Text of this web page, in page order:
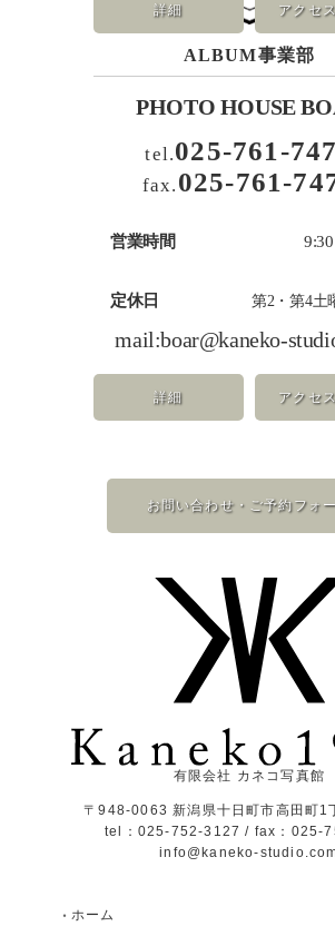
詳細 アクセ
ALBUM事業部
PHOTO HOUSE
tel.025-761-
fax. 025-761-
営業時間
定休日 第2・第4土
mail:boar@kaneko-
詳細 アクセ
お問い合わせ・ご予約フォ
有限会社 カネコ写真館
〒948-0063 新潟県十日町市高田町1
tel：025-752-3127 / fax：025-
info@kaneko-
ホーム